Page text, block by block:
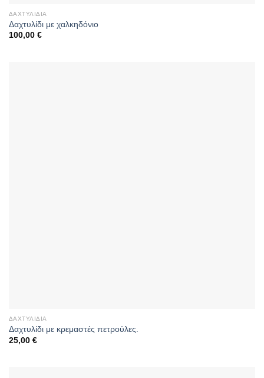
ΔΑΧΤΥΛΊΔΙΑ
Δαχτυλίδι με χαλκηδόνιο
100,00 €
ΔΑΧΤΥΛΊΔΙΑ
Δαχτυλίδι με κρεμαστές πετρούλες.
25,00 €